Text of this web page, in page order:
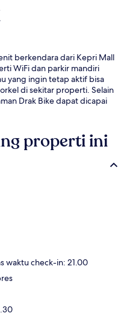
berkendara dari Kepri Mall
WiFi dan parkir mandiri
yang ingin tetap aktif bisa
di sekitar properti. Selain
Drak Bike dapat dicapai
properti ini
waktu check-in: 21.00